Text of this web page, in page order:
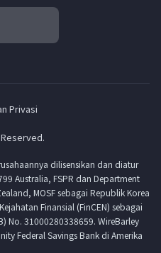
Privasi
dilisensikan dan diatur
Australia, FSPR dan Department
MOSF sebagai Republik Korea
Finansial (FinCEN) sebagai
No. 31000280338659. WireBarley
Federal Savings Bank di Amerika